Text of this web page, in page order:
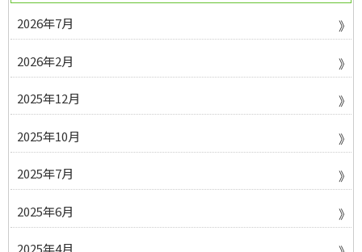
2026年7月
2026年2月
2025年12月
2025年10月
2025年7月
2025年6月
2025年4月